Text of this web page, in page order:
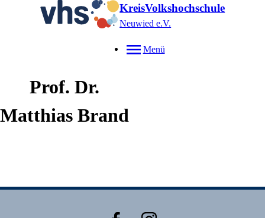
KreisVolkshochschule
Neuwied e.V.
Menü
Prof. Dr.
Matthias Brand